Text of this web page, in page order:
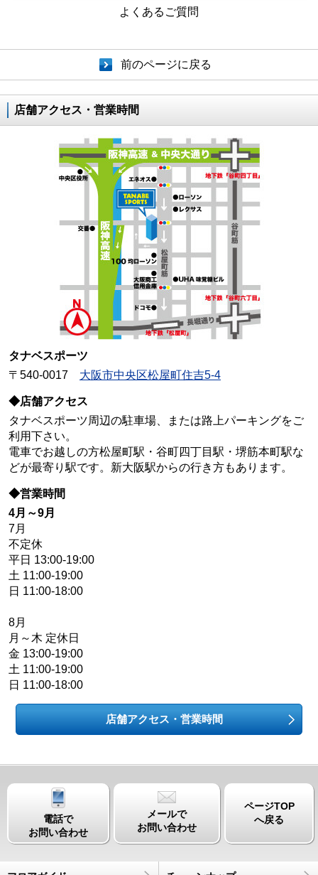
よくあるご質問
前のページに戻る
店舗アクセス・営業時間
タナベスポーツ
〒540-0017 大阪市中央区松屋町住吉5-4
◆店舗アクセス
タナベスポーツ周辺の駐車場、または路上パーキングをご
利用下さい。
電車でお越しの方松屋町駅・谷町四丁目駅・堺筋本町駅な
どが最寄り駅です。新大阪駅からの行き方もあります。
◆営業時間
4月～9月
7月
不定休
平日 13:00-19:00
土 11:00-19:00
日 11:00-18:00
8月
月～木 定休日
金 13:00-19:00
土 11:00-19:00
日 11:00-18:00
店舗アクセス・営業時間
電話で
お問い合わせ
メールで
お問い合わせ
ページTOP
へ戻る